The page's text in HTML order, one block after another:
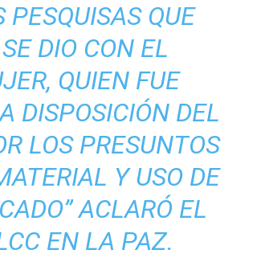
PESQUISAS QUE
DIO CON EL
QUIEN FUE
DISPOSICIÓN DEL
LOS PRESUNTOS
Y USO DE
ACLARÓ EL
EN LA PAZ.